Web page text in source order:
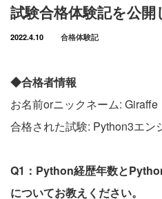
試験合格体験記を公開
2022.4.10 合格体験記
◆合格者情報
お名前orニックネーム: Giraffe
合格された試験: Python3エン
Q1：Python経歴年数と
についてお教えください。